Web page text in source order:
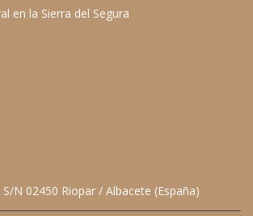
en la Sierra del Segura
N 02450 Riopar / Albacete (España)